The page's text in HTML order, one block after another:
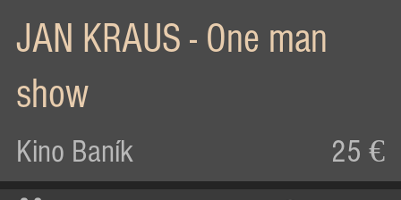
JAN KRAUS - One man
show
Kino Baník 25 €